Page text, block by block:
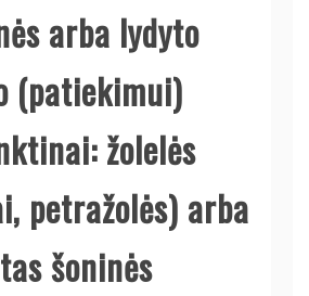
arba lydyto
(patiekimui)
žolelės
petražolės) arba
šoninės